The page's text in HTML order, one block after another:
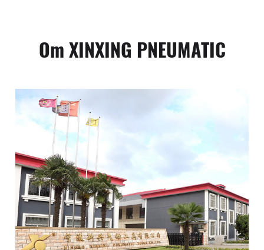
Om XINXING PNEUMATIC